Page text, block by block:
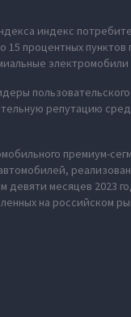
индекс
процентных пунктов
электромобили
репутацию
премиум-
месяцев 2023
на российском